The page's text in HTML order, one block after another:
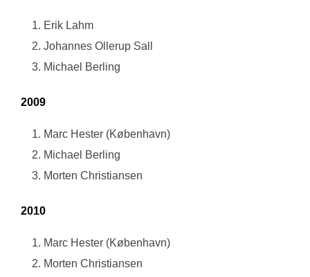
Erik Lahm
Johannes Ollerup Sall
Michael Berling
2009
Marc Hester (København)
Michael Berling
Morten Christiansen
2010
Marc Hester (København)
Morten Christiansen